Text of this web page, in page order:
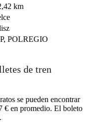
km
POLREGIO
© OpenStreetMapcontributors
de tren
se pueden encontrar
€ en promedio. El boleto